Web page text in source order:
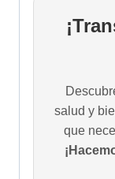
salud y
que